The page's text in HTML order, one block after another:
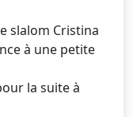
slalom Cristina
à une petite
la suite à